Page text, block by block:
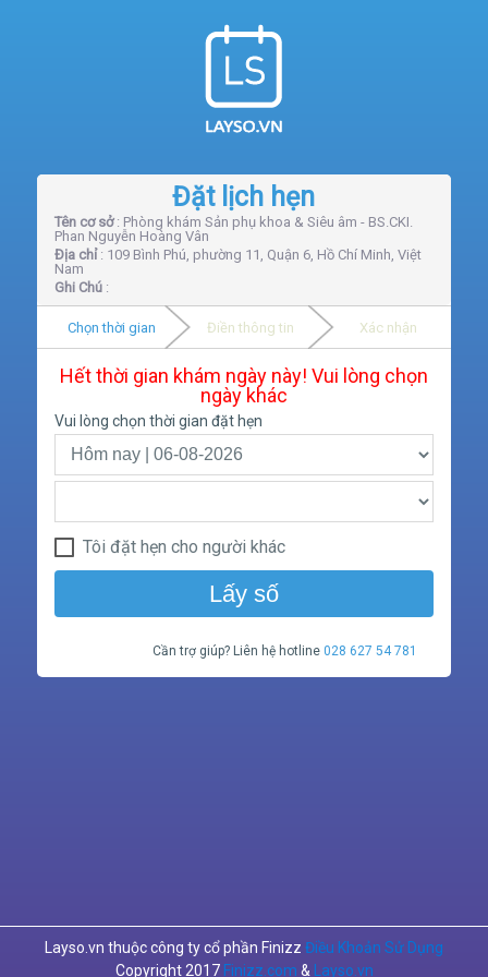
Đặt lịch hẹn
Tên cơ sở: Phòng khám Sản phụ khoa & Siêu âm - BS.CKI.
Phan Nguyễn Hoàng Vân
Địa chỉ: 109 Bình Phú, phường 11, Quận 6, Hồ Chí Minh, Việt
Nam
Ghi Chú:
Chọn thời gian Điền thông tin Xác nhận
Hết thời gian khám ngày này! Vui lòng chọn
ngày khác
Vui lòng chọn thời gian đặt hẹn
Tôi đặt hẹn cho người khác
Lấy số
Cần trợ giúp? Liên hệ hotline028 627 54 781
Layso.vn thuộc công ty cổ phần Finizz Điều Khoản Sử Dụng
Copyright 2017 Finizz.com & Layso.vn